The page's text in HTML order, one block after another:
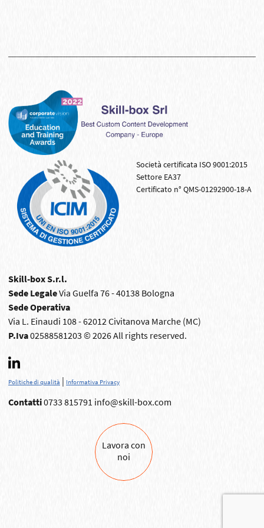
Società certificata ISO 9001:2015
Settore EA37
Certificato n° QMS-01292900-18-A
Skill-box S.r.l.
Sede LegaleVia Guelfa 76 - 40138 Bologna
Sede Operativa
Via L. Einaudi 108 - 62012 Civitanova Marche (MC)
P.Iva02588581203 © 2026 All rights reserved.
Politiche di qualità | Informativa Privacy
Contatti0733 815791 info@skill-box.com
Lavora con
noi